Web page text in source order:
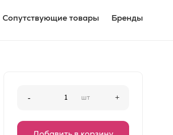
Сопутствующие товары Бренды
- шт +